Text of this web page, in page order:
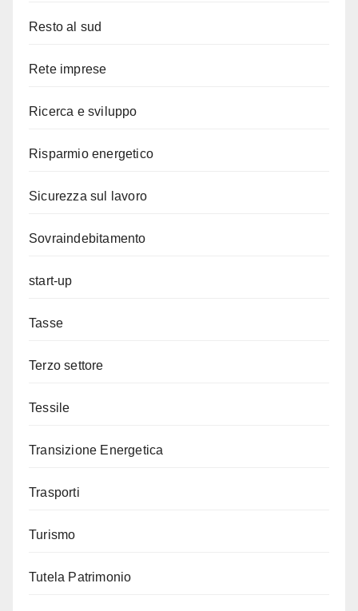
Resto al sud
Rete imprese
Ricerca e sviluppo
Risparmio energetico
Sicurezza sul lavoro
Sovraindebitamento
start-up
Tasse
Terzo settore
Tessile
Transizione Energetica
Trasporti
Turismo
Tutela Patrimonio